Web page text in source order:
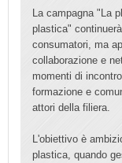
La campagna "La
plastica"
consumatori, ma
collaborazione e
momenti di
formazione e
attori della filiera.
L'obiettivo è
plastica, quando